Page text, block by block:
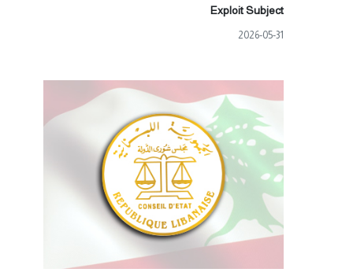
Exploit Subject
2026-05-31